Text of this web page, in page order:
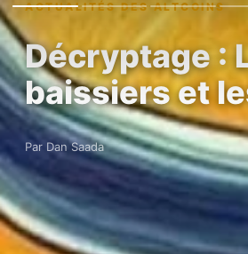
ACTUALITÉS DES ALTCOINS
Décryptage :
baissiers et
Par Dan Saada